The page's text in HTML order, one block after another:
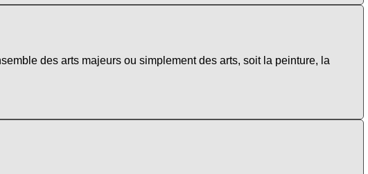
des arts majeurs ou simplement des arts, soit la peinture, la